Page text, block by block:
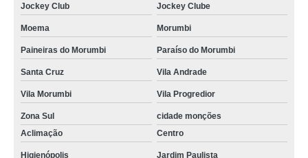
Jockey Club Jockey Clube
Moema Morumbi
Paineiras do Morumbi Paraíso do Morumbi
Santa Cruz Vila Andrade
Vila Morumbi Vila Progredior
Zona Sul
cidade monções
Aclimação
Centro
Higienópolis Jardim Paulista